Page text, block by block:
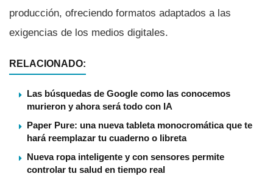
producción, ofreciendo formatos adaptados a las
exigencias de los medios digitales.
RELACIONADO:
Las búsquedas de Google como las conocemos
murieron y ahora será todo con IA
Paper Pure: una nueva tableta monocromática que te
hará reemplazar tu cuaderno o libreta
Nueva ropa inteligente y con sensores permite
controlar tu salud en tiempo real